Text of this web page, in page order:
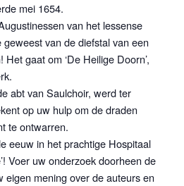
mei 1654.
van het lessense
van de diefstal van een
gaat om ‘De Heilige Doorn’,
abt van Saulchoir, werd ter
op uw hulp om de draden
te ontwarren.
eeuw in het prachtige Hospitaal
Voer uw onderzoek doorheen de
eigen mening over de auteurs en